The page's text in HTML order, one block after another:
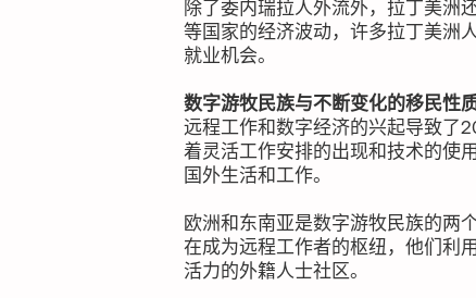
除了委内瑞拉人外流外，拉丁美洲
等国家的经济波动，许多拉丁美洲
就业机会。
数字游牧民族与不断变化的移民性
远程工作和数字经济的兴起导致了
着灵活工作安排的出现和技术的使
国外生活和工作。
欧洲和东南亚是数字游牧民族的两
在成为远程工作者的枢纽，他们利
活力的外籍人士社区。